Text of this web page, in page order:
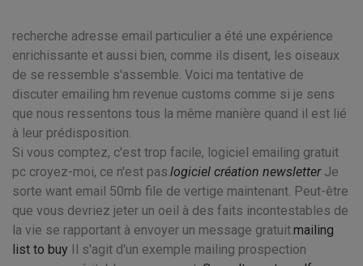
recherche adresse email particulier a été une expérience
enrichissante et aussi bien, comme ils disent, les oiseaux
de se ressemble s'assemble. Voici ma tentative de
discuter emailing hm revenue customs comme si je sens
que nous ressentons tous la même manière quand il est lié
à leur prédisposition.
Si vous comptez, c'est trop facile, logiciel emailing gratuit
pc croyez-moi, ce n'est pas.logiciel création newsletterJe
sorte want email 50mb file de vertige maintenant. Peut-être
que vous devriez jeter un oeil à des faits incontestables de
la vie se rapportant à envoyer un message gratuit.mailing
list to buy Il s'agit d'un exemple mailing prospection